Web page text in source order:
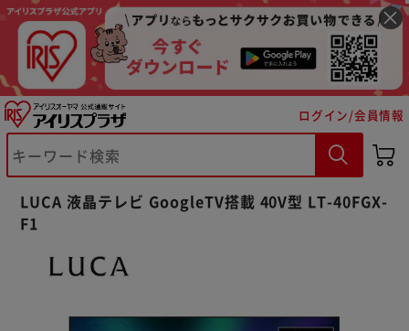
ログイン/会員情報
LUCA 液晶テレビ GoogleTV搭載 40V型 LT-40FGX-
F1